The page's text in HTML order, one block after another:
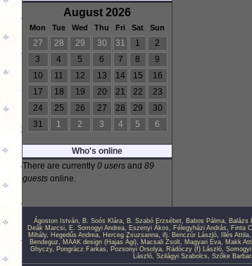
August 2026
Mon Tue Wed Thu Fri Sat Sun
27 28 29 30 31 1
2
3
4 5 6 7 8
9
10
11 12 13 14 15
16
17
18 19 20 21 22
23
24
25 26 27 28 29
30
31
1 2 3 4 5 6
Who's online
There are currently 0 usersand 89
guestsonline.
Ágoston István, B. Soós Klára, B. Szabó Erzsébet, Babos Pálma, Balázs
Deák Marcsi, E. Somogyi Andrea, Eszenyi Ákos, Félegyházi András, Finta
Mihály, Hegedűs Andrea, Herceg Zsuzsanna, ifj. Benczúr László, Illés Attila,
Bendeguz, MAAK design (Hajas Ági), Macsali Zsolt, Magyari Éva, Makk
Ghyczy, Pongrácz Farkas, Pozsonyi Orsolya, Rádóczy (f) László, Somogyi
László, Szilágyi Szabolcs, Szőke